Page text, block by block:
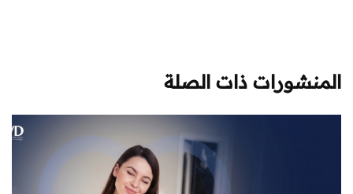
المنشورات ذات الصلة